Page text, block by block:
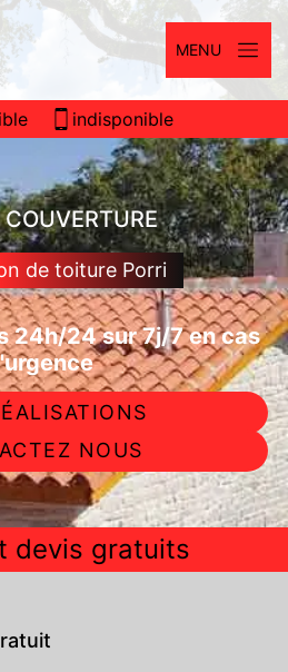
MENU
indisponible
de toiture Porri
24h/24 sur 7j/7 en cas
NOUS
devis gratuits